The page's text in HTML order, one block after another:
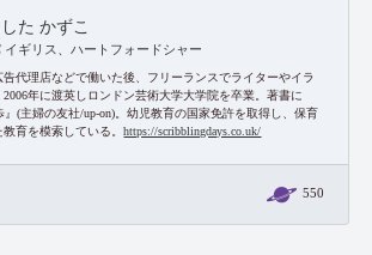
た かずこ
イギリス、ハートフォードシャー
代理店などで働いた後、フリーランスでライターやイラ
年に渡英しロンドン芸術大学大学院を卒業。著書に
』(主婦の友社/up-on)。幼児教育の国家免許を取得し、保育
教育を模索している。https://scribblingdays.co.uk/
550